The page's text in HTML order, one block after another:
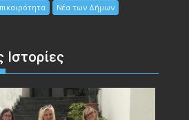
Νέα των Δήμων
Ιστορίες